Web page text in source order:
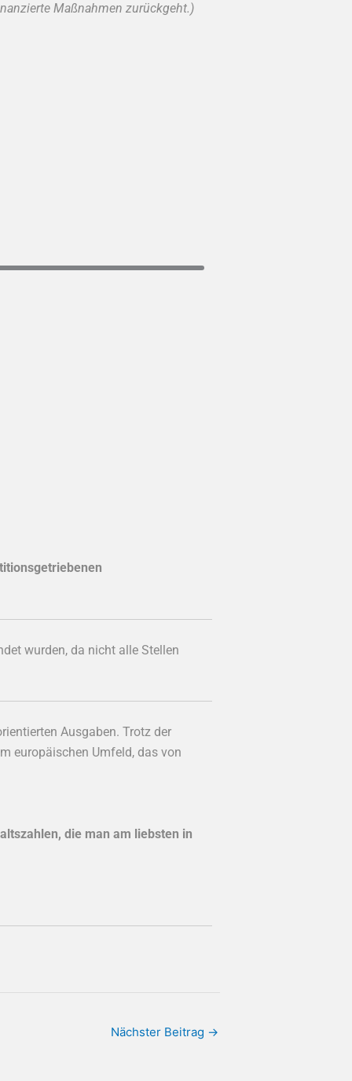
Maßnahmen zurückgeht.)
wurden, da nicht alle Stellen
Ausgaben. Trotz der
europäischen Umfeld, das von
die man am liebsten in
Nächster Beitrag →